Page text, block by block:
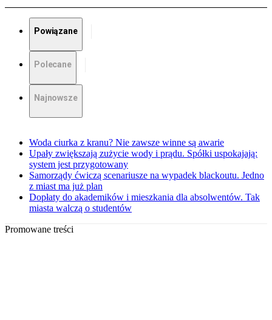
Powiązane
Polecane
Najnowsze
Woda ciurka z kranu? Nie zawsze winne są awarie
Upały zwiększają zużycie wody i prądu. Spółki uspokajają:
system jest przygotowany
Samorządy ćwiczą scenariusze na wypadek blackoutu. Jedno
z miast ma już plan
Dopłaty do akademików i mieszkania dla absolwentów. Tak
miasta walczą o studentów
Promowane treści